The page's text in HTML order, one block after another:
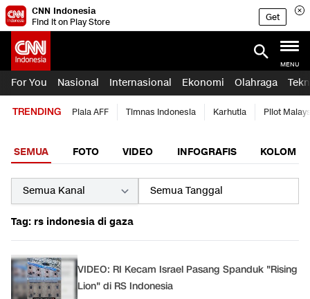
CNN Indonesia
Find it on Play Store
Get
MENU
For You Nasional Internasional Ekonomi Olahraga
TRENDING Piala AFF Timnas Indonesia Karhutla Pilot
SEMUA FOTO VIDEO INFOGRAFIS KOLOM
Tag: rs indonesia di gaza
VIDEO: RI Kecam Israel Pasang Spanduk "Rising
Lion" di RS Indonesia